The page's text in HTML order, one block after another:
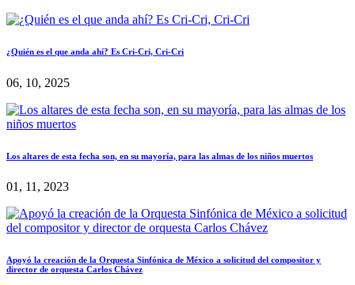
¿Quién es el que anda ahí? Es Cri-Cri, Cri-Cri
06, 10, 2025
Los altares de esta fecha son, en su mayoría, para las almas de los niños muertos
01, 11, 2023
Apoyó la creación de la Orquesta Sinfónica de México a solicitud del compositor y
director de orquesta Carlos Chávez